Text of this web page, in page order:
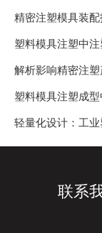
精密注塑模具装配
塑料模具注塑中
解析影响精密注
塑料模具注塑成
轻量化设计：工
联系